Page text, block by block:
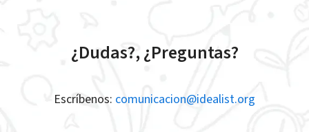
¿Dudas?, ¿Preguntas?
Escríbenos: comunicacion@idealist.org